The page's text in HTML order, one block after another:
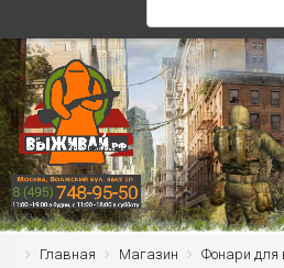
Главная Магазин
Фонари